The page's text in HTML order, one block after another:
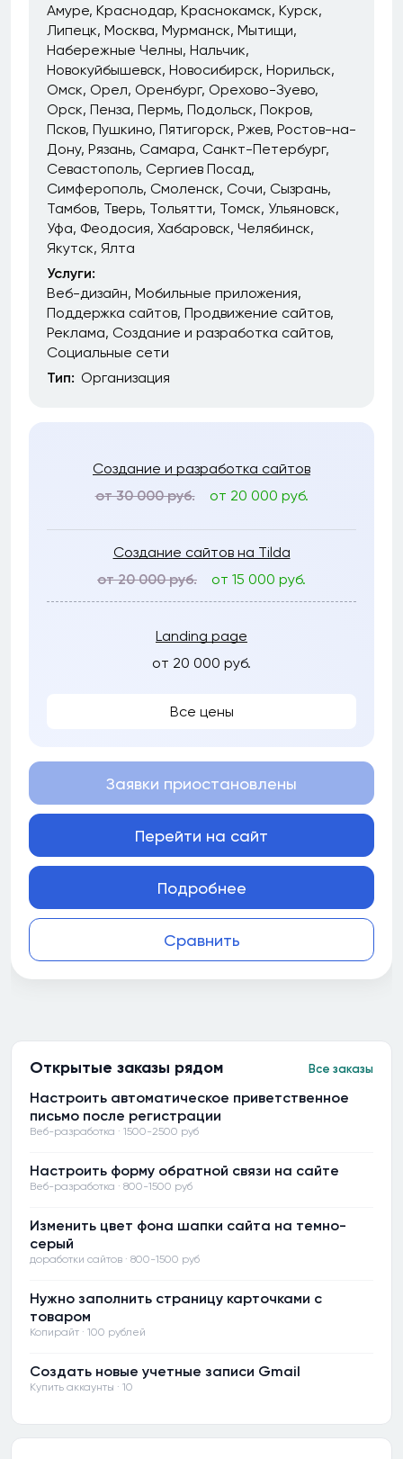
Амуре Краснодар Краснокамск Курск
Липецк Москва Мурманск Мытищи
Набережные Челны Нальчик
Новокуйбышевск Новосибирск Норильск
Омск Орел Оренбург Орехово-Зуево
Орск Пенза Пермь Подольск Покров
Псков Пушкино Пятигорск Ржев Ростов-на-
Дону Рязань Самара Санкт-Петербург
Севастополь Сергиев Посад
Симферополь Смоленск Сочи Сызрань
Тамбов Тверь Тольятти Томск Ульяновск
Уфа Феодосия Хабаровск Челябинск
Якутск Ялта
Услуги:
Веб-дизайн Мобильные приложения
Поддержка сайтов Продвижение сайтов
Реклама Создание и разработка сайтов
Социальные сети
Тип: Организация
Создание и разработка сайтов
от 30 000 руб.
от 20 000 руб.
Создание сайтов на Tilda
от 20 000 руб.
от 15 000 руб.
Landing page
от 20 000 руб.
Все цены
Сравнить
Заявки приостановлены
Перейти на сайт
Подробнее
Открытые заказы рядом Все заказы
Настроить автоматическое приветственное
письмо после регистрации
Веб-разработка · 1500-2500 руб
Настроить форму обратной связи на сайте
Веб-разработка · 800-1500 руб
Изменить цвет фона шапки сайта на темно-
серый
доработки сайтов · 800-1500 руб
Нужно заполнить страницу карточками с
товаром
Копирайт · 100 рублей
Создать новые учетные записи Gmail
Купить аккаунты · 10